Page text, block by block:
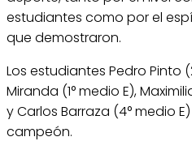
estudiantes como por el
que demostraron.
Los estudiantes Pedro Pinto
Miranda (1° medio E),
y Carlos Barraza (4° medio
campeón.